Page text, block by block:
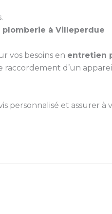
à Villeperdue
vos besoins en entretien
d’un
personnalisé et assurer